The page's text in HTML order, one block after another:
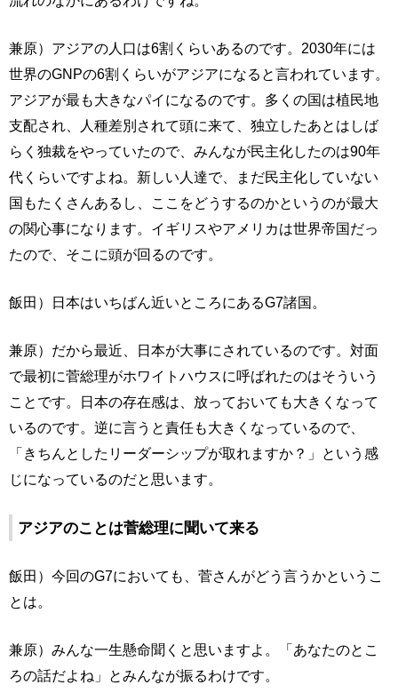
兼原）アジアの人口は6割くらいあるのです。2030年には
世界のGNPの6割くらいがアジアになると言われています。
アジアが最も大きなパイになるのです。多くの国は植民地
支配され、人種差別されて頭に来て、独立したあとはしば
らく独裁をやっていたので、みんなが民主化したのは90年
代くらいですよね。新しい人達で、まだ民主化していない
国もたくさんあるし、ここをどうするのかというのが最大
の関心事になります。イギリスやアメリカは世界帝国だっ
たので、そこに頭が回るのです。
飯田）日本はいちばん近いところにあるG7諸国。
兼原）だから最近、日本が大事にされているのです。対面
で最初に菅総理がホワイトハウスに呼ばれたのはそういう
ことです。日本の存在感は、放っておいても大きくなって
いるのです。逆に言うと責任も大きくなっているので、
「きちんとしたリーダーシップが取れますか？」という感
じになっているのだと思います。
アジアのことは菅総理に聞いて来る
飯田）今回のG7においても、菅さんがどう言うかというこ
とは。
兼原）みんな一生懸命聞くと思いますよ。「あなたのとこ
ろの話だよね」とみんなが振るわけです。